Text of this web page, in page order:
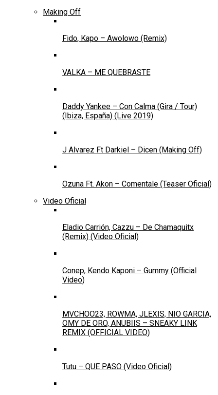
Making Off
Fido, Kapo – Awolowo (Remix)
VALKA – ME QUEBRASTE
Daddy Yankee – Con Calma (Gira / Tour)
(Ibiza, España) (Live 2019)
J Alvarez Ft Darkiel – Dicen (Making Off)
Ozuna Ft. Akon – Comentale (Teaser Oficial)
Video Oficial
Eladio Carrión, Cazzu – De Chamaquitx
(Remix) (Video Oficial)
Conep, Kendo Kaponi – Gummy (Official
Video)
MVCHOO23, ROWMA, JLEXIS, NIO GARCIA,
OMY DE ORO, ANUBIIS – SNEAKY LINK
REMIX (OFFICIAL VIDEO)
Tutu – QUE PASO (Video Oficial)